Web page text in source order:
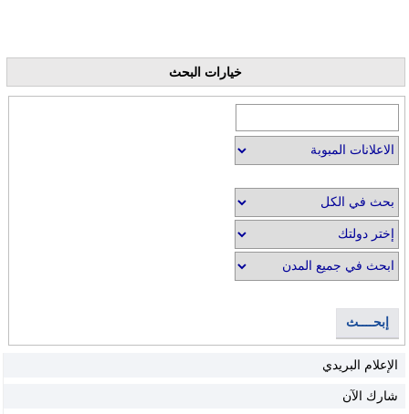
خيارات البحث
إبحــــث
الإعلام البريدي
شارك الآن